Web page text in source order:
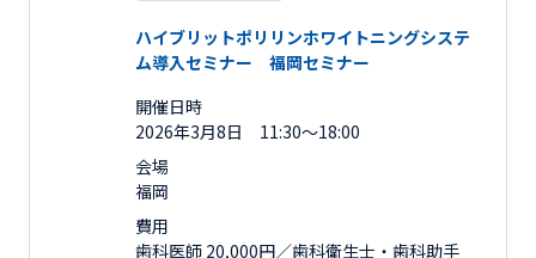
ハイブリットポリリンホワイトニングシステ
ム導入セミナー 福岡セミナー
開催日時
2026年3月8日 11:30～18:00
会場
福岡
費用
歯科医師 20,000円／歯科衛生士・歯科助手